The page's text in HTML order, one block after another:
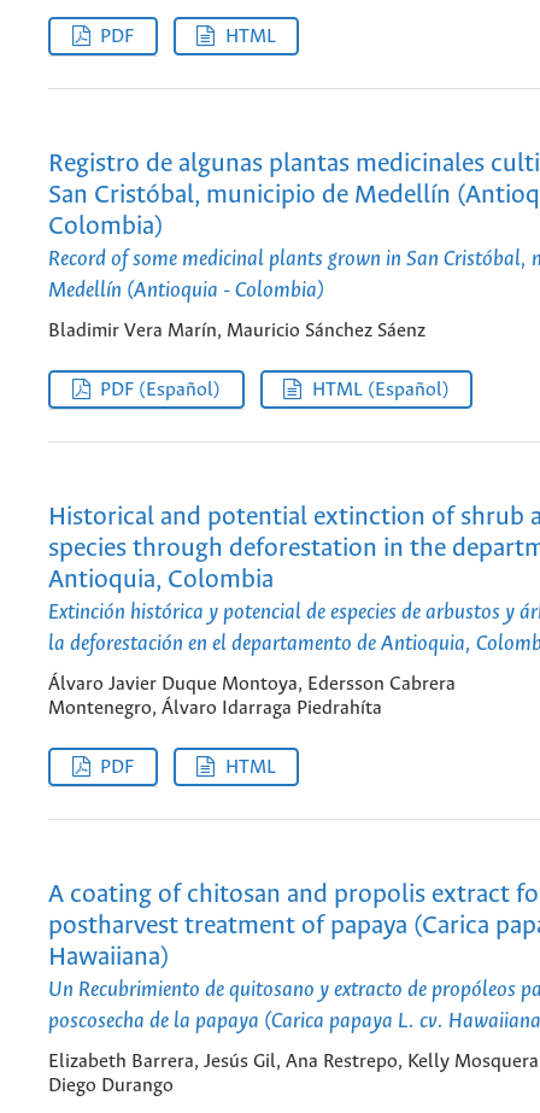
PDF HTML
Registro de algunas plantas medicinales
San Cristóbal, municipio de Medellín
Colombia)
Record of some medicinal plants grown in San Cristóbal,
Medellín (Antioquia - Colombia)
Bladimir Vera Marín, Mauricio Sánchez Sáenz
PDF (Español) HTML (Español)
Historical and potential extinction of shrub
species through deforestation in the
Antioquia, Colombia
Extinción histórica y potencial de especies de arbustos y
la deforestación en el departamento de Antioquia,
Álvaro Javier Duque Montoya, Edersson Cabrera
Montenegro, Álvaro Idarraga Piedrahíta
PDF HTML
A coating of chitosan and propolis extract
postharvest treatment of papaya (Carica
Hawaiiana)
Un Recubrimiento de quitosano y extracto de propóleos
poscosecha de la papaya (Carica papaya L. cv.
Elizabeth Barrera, Jesús Gil, Ana Restrepo, Kelly
Diego Durango